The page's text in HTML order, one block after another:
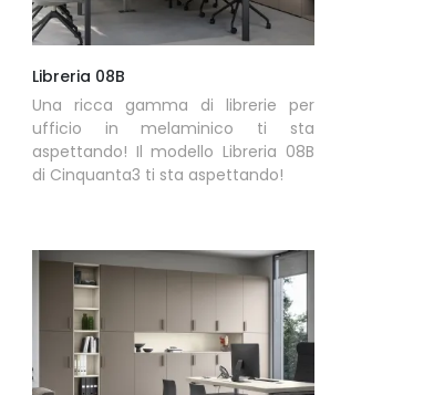
Libreria 08B
Una ricca gamma di librerie per
ufficio in melaminico ti sta
aspettando! Il modello Libreria 08B
di Cinquanta3 ti sta aspettando!